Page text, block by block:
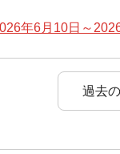
年6月10日～2026
過去